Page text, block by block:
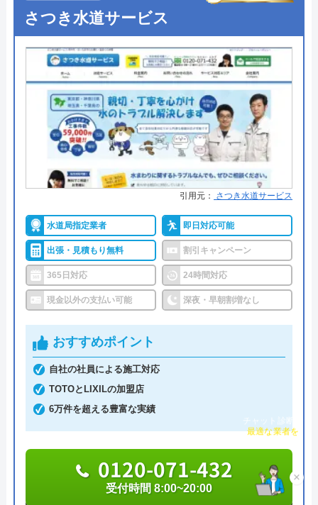
●出張見積もり 出張見積もり無料
●支払い方法 現金、クレジットカード
●累計実績 修理実績119万件
●保証・保険 ―
詳細は公式HPでご確認ください
水110番を運営しているサイトの累計の問い合わせ
いる業者です。水回りに限らず約150品目のお家の
トラブルに対応しておりますので、お住まいのトラ
ブルならなんでも相談できます。
明朗会計で、見積もり後の追加費用は一切ありませ
ことはないでしょう。また、何かあったときに使え
るクーリングオフを採用しているところも安心で
す。見積もり・キャンセル料は無料ですし、相見積
もりをする際にも利用したい業者です。
0120-002-513
受付時間 24時間
さつき水道サービス
引用元： さつき水道サービス
水道局指定業者 即日対応可能
出張・見積もり無料 割引キャンペーン
365日対応 24時間対応
現金以外の支払い可能 深夜・早朝割増なし
おすすめポイント
自社の社員による施工対応
TOTOとLIXILの加盟店
6万件を超える豊富な実績
0120-071-432
受付時間 8:00~20:00
×
チャット診断で
最適な業者を